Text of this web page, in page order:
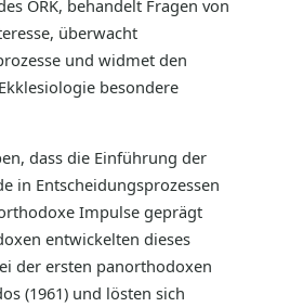
ÖRK, behandelt Fragen von
überwacht
und widmet den
besondere
dass die Einführung der
in Entscheidungsprozessen
Impulse geprägt
entwickelten dieses
der ersten panorthodoxen
(1961) und lösten sich